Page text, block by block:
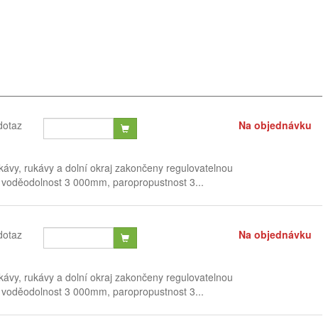
Na objednávku
rukávy a dolní okraj zakončeny regulovatelnou
3 000mm, paropropustnost 3...
Na objednávku
rukávy a dolní okraj zakončeny regulovatelnou
3 000mm, paropropustnost 3...